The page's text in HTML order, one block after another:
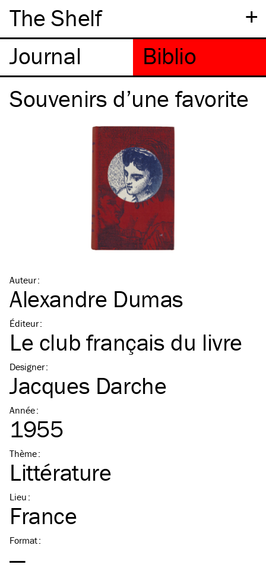
+
The Shelf
Souvenirs d’une favorite
Auteur:
Alexandre Dumas
Éditeur:
Le club français du livre
Designer:
Jacques Darche
Année:
1955
Thème:
Littérature
Lieu :
France
Format:
—